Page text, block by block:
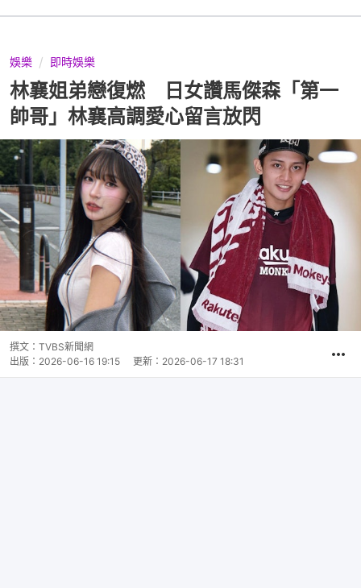
娛樂 即時娛樂
林襄姐弟戀復燃 日女讚馬傑森「第一
帥哥」林襄高調愛心留言放閃
撰文： TVBS新聞網
出版： 2026-06-16 19:15 更新： 2026-06-17 18:31